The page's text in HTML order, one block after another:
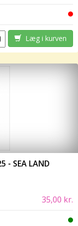
Læg i kurven
- SEA LAND
35,00 kr.